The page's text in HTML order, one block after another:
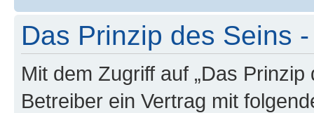
Das Prinzip des Seins
Mit dem Zugriff auf „Das
Betreiber ein Vertrag mit